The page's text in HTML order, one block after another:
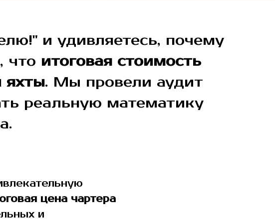
и удивляетесь, почему
что итоговая стоимость
яхты. Мы провели аудит
реальную математику
цена чартера
и